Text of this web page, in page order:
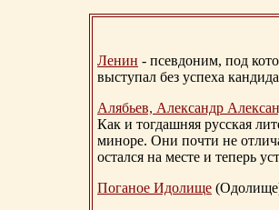
Ленин - псевдоним, под
выступал без успеха
Алябьев, Александр
Как и тогдашняя русская
миноре. Они почти не
остался на месте и теперь
Поганое Идолище